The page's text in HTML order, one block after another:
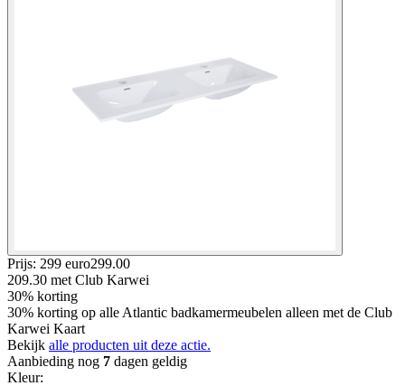
Prijs: 299 euro299.00
209.30 met Club Karwei
30% korting
30% korting op alle Atlantic badkamermeubelen alleen met de Club
Karwei Kaart
Bekijk alle producten uit deze actie.
Aanbieding nog 7 dagen geldig
Kleur: